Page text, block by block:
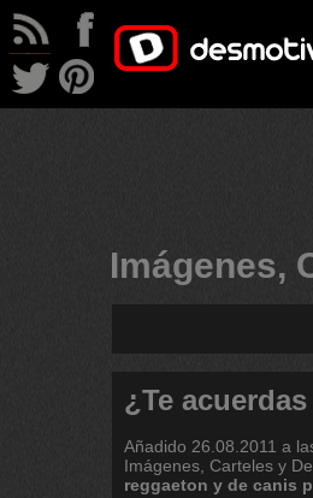
Imágenes,
¿Te
Añadido 26.08.2011 a
Imágenes, Carteles y
reggaeton y de canis